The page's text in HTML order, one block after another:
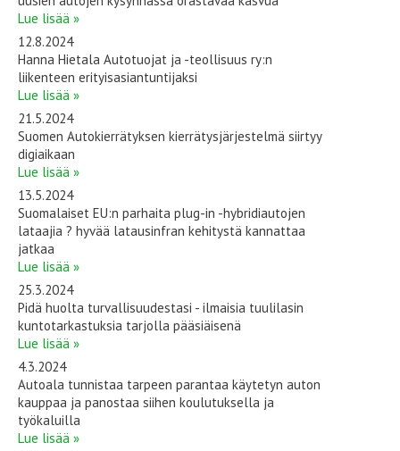
Lue lisää »
12.8.2024
Hanna Hietala Autotuojat ja -teollisuus ry:n
liikenteen erityisasiantuntijaksi
Lue lisää »
21.5.2024
Suomen Autokierrätyksen kierrätysjärjestelmä siirtyy
digiaikaan
Lue lisää »
13.5.2024
Suomalaiset EU:n parhaita plug-in -hybridiautojen
lataajia ? hyvää latausinfran kehitystä kannattaa
jatkaa
Lue lisää »
25.3.2024
Pidä huolta turvallisuudestasi - ilmaisia tuulilasin
kuntotarkastuksia tarjolla pääsiäisenä
Lue lisää »
4.3.2024
Autoala tunnistaa tarpeen parantaa käytetyn auton
kauppaa ja panostaa siihen koulutuksella ja
työkaluilla
Lue lisää »